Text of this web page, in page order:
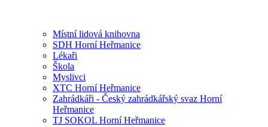
Místní lidová knihovna
SDH Horní Heřmanice
Lékaři
Škola
Myslivci
XTC Horní Heřmanice
Zahrádkáři - Český zahrádkářský svaz Horní
Heřmanice
TJ SOKOL Horní Heřmanice